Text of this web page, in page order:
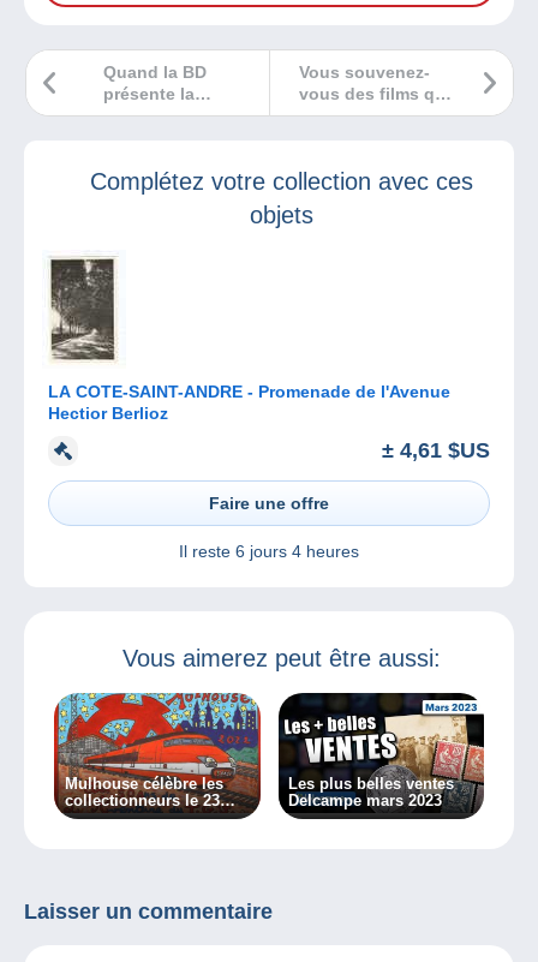
Vous souvenez-
vous des films qui
ont marqué votre
Quand la BD
présente la
Résistance !
Complétez votre collection avec ces
objets
LA COTE-SAINT-ANDRE - Promenade de l'Avenue
Hectior Berlioz
± 4,61 $US
Faire une offre
Il reste 6 jours 4 heures
Vous aimerez peut être aussi:
Mulhouse célèbre les
collectionneurs le 23
octobre !
Les plus belles ventes
Delcampe mars 2023
Laisser un commentaire